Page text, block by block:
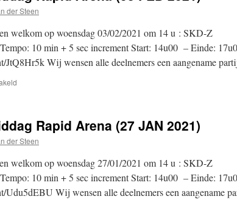
der Steen
welkom op woensdag 03/02/2021 om 14 u : SKD-Z
10 min + 5 sec increment Start: 14u00 – Einde:
Wij wensen alle deelnemers een aangename
Rapid
Arena
(03
FEB
2021)
Rapid Arena (27 JAN 2021)
der Steen
welkom op woensdag 27/01/2021 om 14 u : SKD-Z
10 min + 5 sec increment Start: 14u00 – Einde:
Wij wensen alle deelnemers een aangename